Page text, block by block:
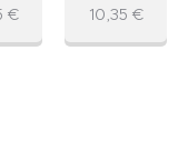
€ 10,35 €